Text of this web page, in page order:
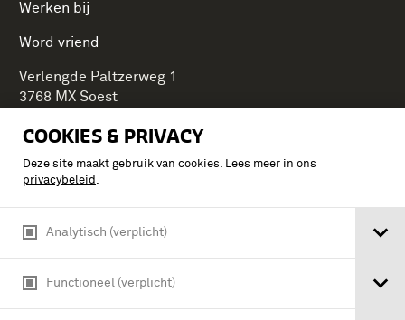
COOKIES & PRIVACY
Deze site maakt gebruik van cookies. Lees meer in ons
privacybeleid .
Analytisch (verplicht)
Functioneel (verplicht)
Werken bij
Word vriend
Verlengde Paltzerweg 1
3768 MX Soest
Onderdeel van Stichting Koninklijke Defensiemusea,